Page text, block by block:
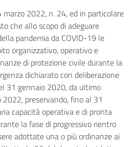
marzo 2022, n. 24, ed in particolare
che allo scopo di adeguare
pandemia da COVID-19 le
organizzativo, operativo e
di protezione civile durante la
dichiarato con deliberazione
31 gennaio 2020, da ultimo
preservando, fino al 31
capacità operativa e di pronta
la fase di progressivo rientro
adottate una o più ordinanze ai